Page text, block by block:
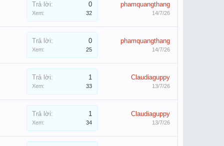
Trả lời: 0
Xem: 32
phamquangthang
14/7/26
Trả lời: 0
Xem: 25
phamquangthang
14/7/26
Trả lời: 1
Xem: 33
Claudiaguppy
13/7/26
Trả lời: 1
Xem: 34
Claudiaguppy
13/7/26